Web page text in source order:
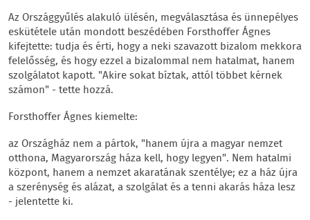
Az Országgyűlés alakuló ülésén, megválasztása és ünnepélyes
eskütétele után mondott beszédében Forsthoffer Ágnes
kifejtette: tudja és érti, hogy a neki szavazott bizalom mekkora
felelősség, és hogy ezzel a bizalommal nem hatalmat, hanem
szolgálatot kapott. "Akire sokat bíztak, attól többet kérnek
számon" - tette hozzá.
Forsthoffer Ágnes kiemelte:
az Országház nem a pártok, "hanem újra a magyar nemzet
otthona, Magyarország háza kell, hogy legyen". Nem hatalmi
központ, hanem a nemzet akaratának szentélye; ez a ház újra
a szerénység és alázat, a szolgálat és a tenni akarás háza lesz
- jelentette ki.